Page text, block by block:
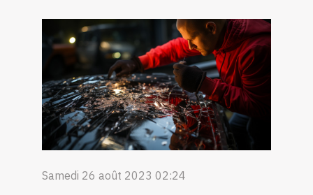
Samedi 26 août 2023 02:24